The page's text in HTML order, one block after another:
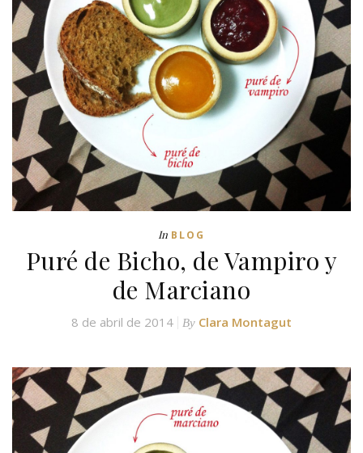
In BLOG
Puré de Bicho, de Vampiro y
de Marciano
8 de abril de 2014 By Clara Montagut